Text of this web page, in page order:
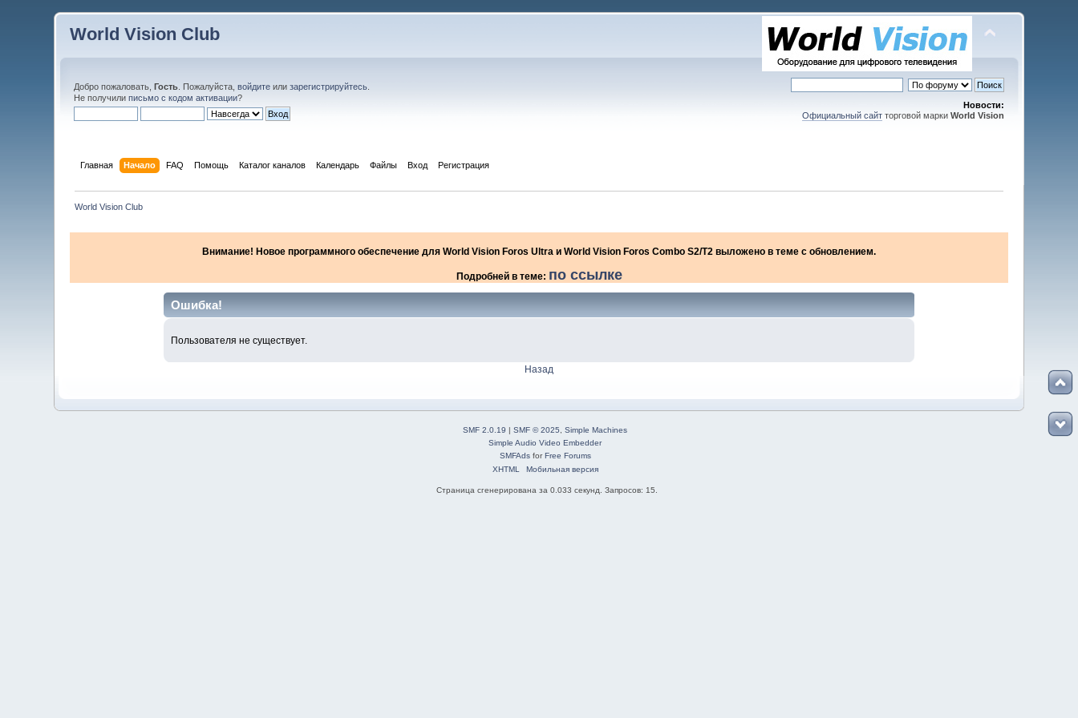
World Vision Club
Добро пожаловать,Гость . Пожалуйста,войдите илизарегистрируйтесь
Не получилиписьмо с кодом активации?
Новости:
Официальный сайтторговой марки World Vision
Главная Начало FAQ Помощь Каталог каналов Календарь Файлы Вход Регистрация
World Vision Club
Внимание! Новое программного обеспечение для World Vision Foros Ultra и World Vision Foros Combo S2/T2 выложено в теме с обновлением.
Подробней в теме: по ссылке
Ошибка!
Пользователя не существует.
Назад
SMF 2.0.19 SMF © 2025, Simple Machines
Simple Audio Video Embedder
SMFAdsfor Free Forums
XHTML
Мобильная версия
Страница сгенерирована за 0.033 секунд. Запросов: 15.